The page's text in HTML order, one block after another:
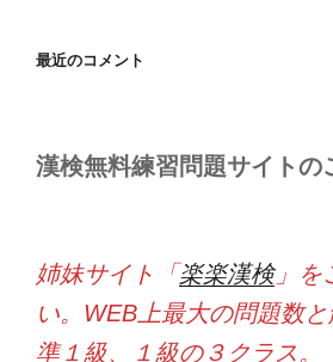
最近のコメント
漢検無料練習問題サイトの
姉妹サイト「楽楽漢検」を
い。WEB上最大の問題数と
準１級、１級の３クラス。